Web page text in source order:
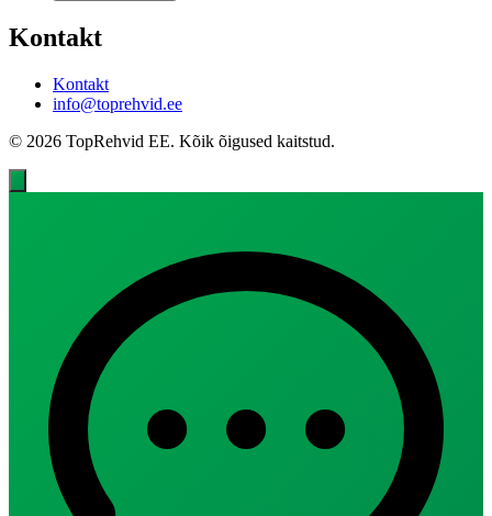
Kontakt
Kontakt
info@toprehvid.ee
© 2026 TopRehvid EE. Kõik õigused kaitstud.